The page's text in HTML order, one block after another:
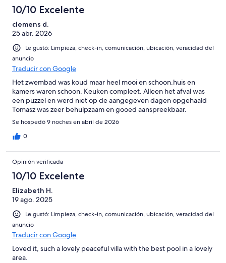
opiniones
10/10 Excelente
clemens d.
25 abr. 2026
Le gustó: Limpieza, check-in, comunicación, ubicación, veracidad del
anuncio
Traducir con Google
Het zwembad was koud maar heel mooi en schoon.huis en
kamers waren schoon. Keuken compleet. Alleen het afval was
een puzzel en werd niet op de aangegeven dagen opgehaald
Tomasz was zeer behulpzaam en gooed aanspreekbaar.
Se hospedó 9 noches en abril de 2026
0
Opinión verificada
10/10 Excelente
Elizabeth H.
19 ago. 2025
Le gustó: Limpieza, check-in, comunicación, ubicación, veracidad del
anuncio
Traducir con Google
Loved it, such a lovely peaceful villa with the best pool in a lovely
area.